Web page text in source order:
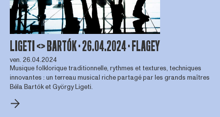
LIGETI <> BARTÓK · 26.04.2024 · FLAGEY
ven. 26.04.2024
Musique folklorique traditionnelle, rythmes et textures, techniques
innovantes : un terreau musical riche partagé par les grands maîtres
Béla Bartók et György Ligeti.